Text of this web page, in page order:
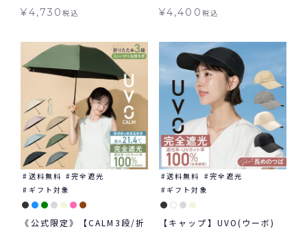
対象 ≪送料無料≫
¥4,730税込 ¥4,400 税込
送料無料
完全遮光
ギフト対象
《公式限定》【CALM3段/折
送料無料
完全遮光
ギフト対象
【キャップ】UVO(ウーボ)